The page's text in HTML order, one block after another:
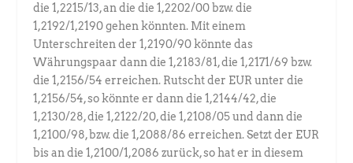
die 1,2215/13, an die die 1,2202/00 bzw. die
1,2192/1,2190 gehen könnten. Mit einem
Unterschreiten der 1,2190/90 könnte das
Währungspaar dann die 1,2183/81, die 1,2171/69 bzw.
die 1,2156/54 erreichen. Rutscht der EUR unter die
1,2156/54, so könnte er dann die 1,2144/42, die
1,2130/28, die 1,2122/20, die 1,2108/05 und dann die
1,2100/98, bzw. die 1,2088/86 erreichen. Setzt der EUR
bis an die 1,2100/1,2086 zurück, so hat er in diesem